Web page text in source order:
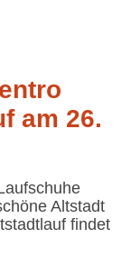
am 26.
Altstadt
findet